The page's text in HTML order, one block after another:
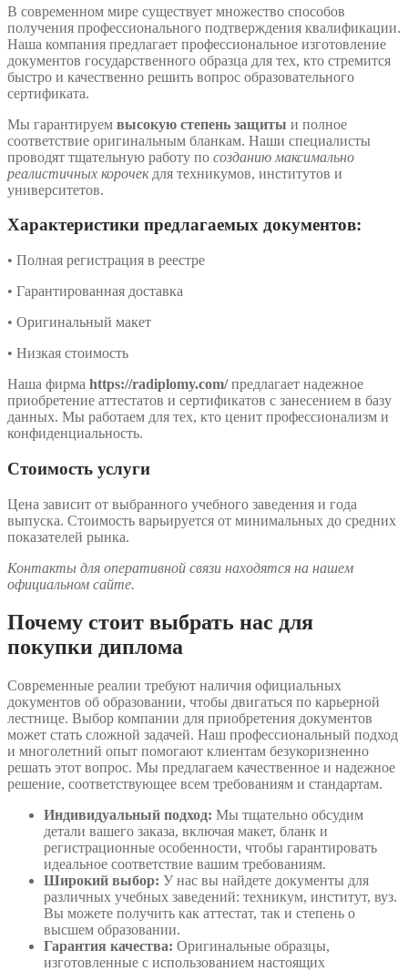
В современном мире существует множество способов
получения профессионального подтверждения квалификации.
Наша компания предлагает профессиональное изготовление
документов государственного образца для тех, кто стремится
быстро и качественно решить вопрос образовательного
сертификата.
Мы гарантируем высокую степень защиты и полное
соответствие оригинальным бланкам. Наши специалисты
проводят тщательную работу по созданию максимально
реалистичных корочекдля техникумов, институтов и
университетов.
Характеристики предлагаемых документов:
• Полная регистрация в реестре
• Гарантированная доставка
• Оригинальный макет
• Низкая стоимость
Наша фирма https://radiplomy.com/предлагает надежное
приобретение аттестатов и сертификатов с занесением в базу
данных. Мы работаем для тех, кто ценит профессионализм и
конфиденциальность.
Стоимость услуги
Цена зависит от выбранного учебного заведения и года
выпуска. Стоимость варьируется от минимальных до средних
показателей рынка.
Контакты для оперативной связи находятся на нашем
официальном сайте.
Почему стоит выбрать нас для
покупки диплома
Современные реалии требуют наличия официальных
документов об образовании, чтобы двигаться по карьерной
лестнице. Выбор компании для приобретения документов
может стать сложной задачей. Наш профессиональный подход
и многолетний опыт помогают клиентам безукоризненно
решать этот вопрос. Мы предлагаем качественное и надежное
решение, соответствующее всем требованиям и стандартам.
Индивидуальный подход: Мы тщательно обсудим
детали вашего заказа, включая макет, бланк и
регистрационные особенности, чтобы гарантировать
идеальное соответствие вашим требованиям.
Широкий выбор: У нас вы найдете документы для
различных учебных заведений: техникум, институт, вуз.
Вы можете получить как аттестат, так и степень о
высшем образовании.
Гарантия качества: Оригинальные образцы,
изготовленные с использованием настоящих